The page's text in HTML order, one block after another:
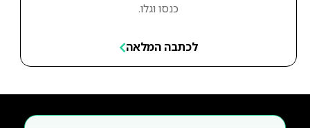
כנסו וגלו.
לכתבה המלאה